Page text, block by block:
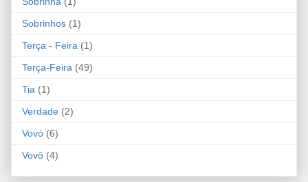
Sobrinhos (1)
Terça - Feira (1)
Terça-Feira (49)
Tia (1)
Verdade (2)
Vovó (6)
Vovô (4)